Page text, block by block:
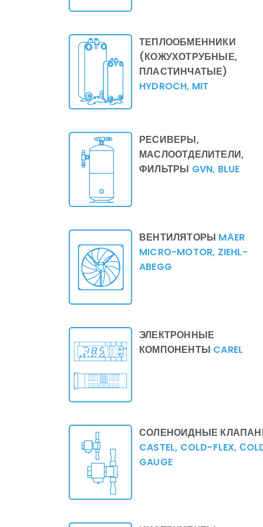
ТЕПЛООБМЕННИКИ
(КОЖУХОТРУБНЫЕ,
ПЛАСТИНЧАТЫЕ)
HYDROCH, MIT
РЕСИВЕРЫ,
МАСЛООТДЕЛИТЕЛИ,
ФИЛЬТРЫ GVN, BLUE
ВЕНТИЛЯТОРЫ MАER
MICRO-MOTOR, ZIEHL-
ABEGG
ЭЛЕКТРОННЫЕ
КОМПОНЕНТЫ CAREL
СОЛЕНОИДНЫЕ
CASTEL, COLD-FLEX,
GAUGE